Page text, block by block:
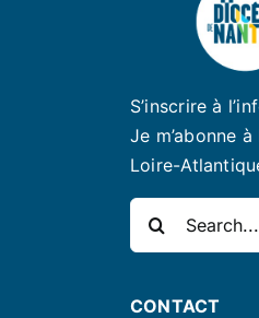
S’inscrire à
Je m’abonne
Loire-
Rechercher:
CONTACT